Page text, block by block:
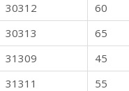
30312
60
30313
65
31309
45
31311
55